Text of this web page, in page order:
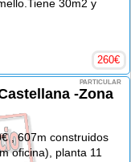
30m2 y
260€
PARTICULAR
-Zona
, 607m construidos
oficina), planta 11